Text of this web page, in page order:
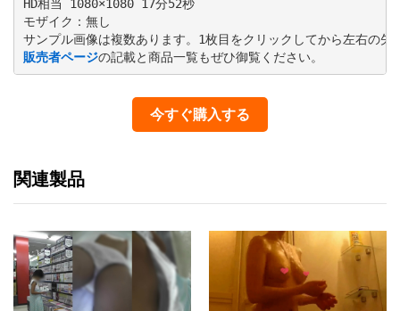
HD相当 1080×1080 17分52秒
モザイク：無し
販売者ページの記載と商品一覧もぜひ御覧ください。
今すぐ購入する
関連製品